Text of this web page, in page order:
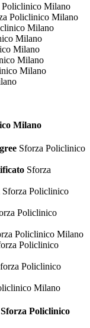
Policlinico Milano
Policlinico Milano
Milano
Milano
Milano
Milano
Milano
Milano
Sforza Policlinico
Sforza
Sforza Policlinico
Policlinico
Policlinico Milano
Policlinico
Policlinico
Milano
Policlinico